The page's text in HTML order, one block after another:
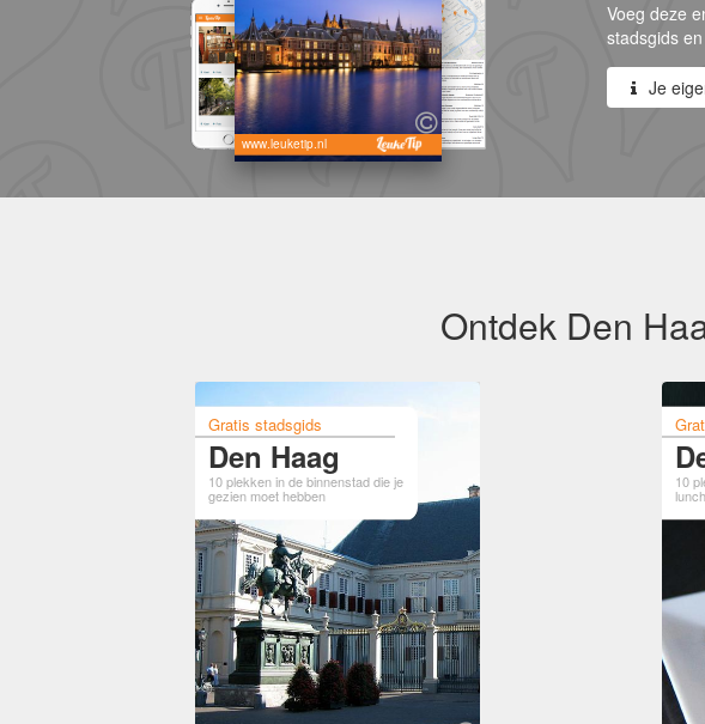
www.leuketip.nl
Voeg deze
stadsgids
Je
Ontdek Den
Gratis stadsgids
Den Haag
10 plekken in de binnenstad die je
gezien moet hebben
10